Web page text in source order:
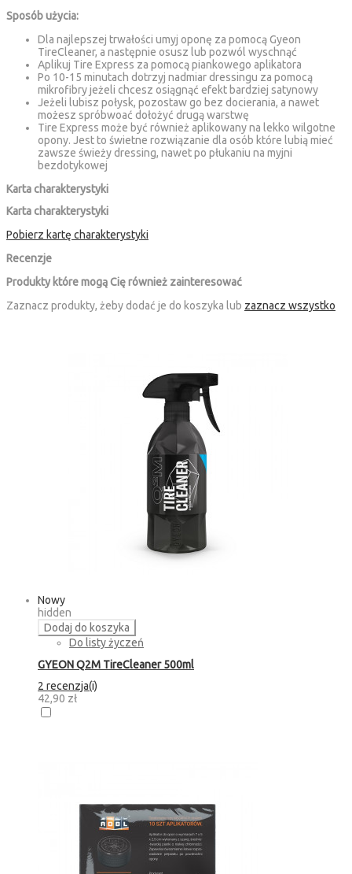
Sposób użycia:
Dla najlepszej trwałości umyj oponę za pomocą Gyeon
TireCleaner, a następnie osusz lub pozwól wyschnąć
Aplikuj Tire Express za pomocą piankowego aplikatora
Po 10-15 minutach dotrzyj nadmiar dressingu za pomocą
mikrofibry jeżeli chcesz osiągnąć efekt bardziej satynowy
Jeżeli lubisz połysk, pozostaw go bez docierania, a nawet
możesz spróbwoać dołożyć drugą warstwę
Tire Express może być również aplikowany na lekko wilgotne
opony. Jest to świetne rozwiązanie dla osób które lubią mieć
zawsze świeży dressing, nawet po płukaniu na myjni
bezdotykowej
Karta charakterystyki
Karta charakterystyki
Pobierz kartę charakterystyki
Recenzje
Produkty które mogą Cię również zainteresować
Zaznacz produkty, żeby dodać je do koszyka lub zaznacz wszystko
Nowy
hidden
Dodaj do koszyka
Do listy życzeń
GYEON Q2M TireCleaner 500ml
2 recenzja(i)
42,90 zł